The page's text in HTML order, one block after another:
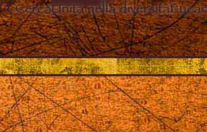
CercaUnità nella diversità